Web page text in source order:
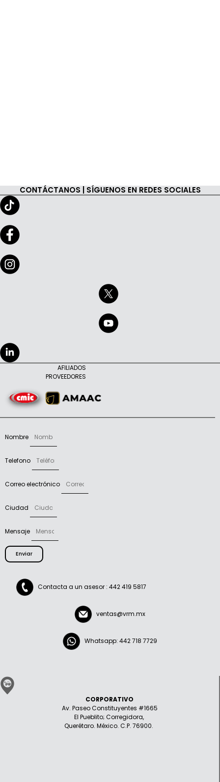
CONTÁCTANOS | SÍGUENOS EN REDES SOCIALES
AFILIADOS
PROVEEDORES
Nombre
Telefono
Correo electrónico
Ciudad
Mensaje
Enviar
Contacta a un asesor : 442 419 5817
ventas@vrm.mx
Whatsapp: 442 718 7729
CORPORATIVO
Av. Paseo Constituyentes #1665
El Pueblito; Corregidora,
Querétaro. México. C.P. 76900.